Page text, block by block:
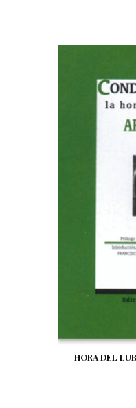
HORA DEL